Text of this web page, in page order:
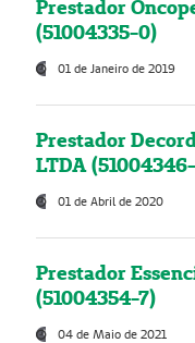
Prestador
(51004335-0)
01 de Janeiro de 2019
Prestador
LTDA
01 de Abril de 2020
Prestador
(51004354-7)
04 de Maio de 2021